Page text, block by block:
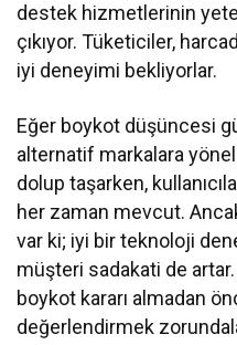
destek hizmetlerinin
çıkıyor. Tüketiciler,
iyi deneyimi bekliyorlar.
Eğer boykot düşüncesi
alternatif markalara
dolup taşarken,
her zaman mevcut.
var ki; iyi bir teknoloji
müşteri sadakati de artar.
boykot kararı almadan
değerlendirmek